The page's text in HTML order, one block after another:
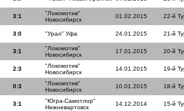
3:1
"Локомотив"
Новосибирск
01.02.2015 22-й
3:0 "Урал" Уфа 24.01.2015 21-й
3:1
"Локомотив"
Новосибирск
17.01.2015 20-й
2:3
"Локомотив"
Новосибирск
14.01.2015 19-й
0:3
"Локомотив"
Новосибирск
10.01.2015 18-й
3:1
"Югра-Самотлор"
Нижневартовск
14.12.2014 15-й